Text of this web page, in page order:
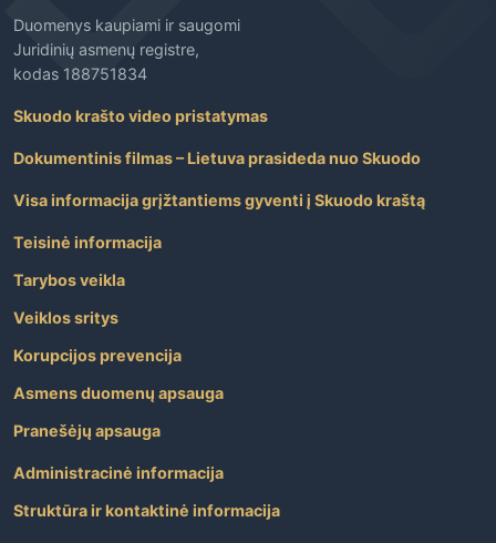
Duomenys kaupiami ir saugomi
Juridinių asmenų registre,
kodas 188751834
Skuodo krašto video pristatymas
Dokumentinis filmas – Lietuva prasideda nuo Skuodo
Visa informacija grįžtantiems gyventi į Skuodo kraštą
Teisinė informacija
Tarybos veikla
Veiklos sritys
Korupcijos prevencija
Asmens duomenų apsauga
Pranešėjų apsauga
Administracinė informacija
Struktūra ir kontaktinė informacija